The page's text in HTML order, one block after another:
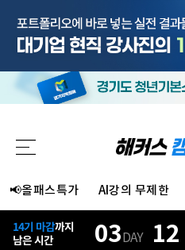
📢올패스특가 AI강의 무제한
14기 마감까지
남은 시간
03 DAY 12